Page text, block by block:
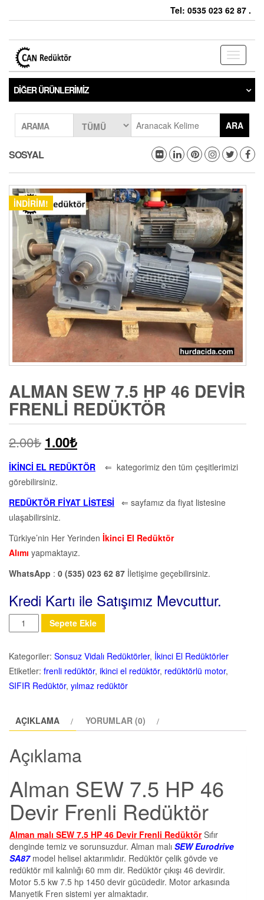
Tel: 0535 023 62 87 .
Toggle
DIĞER ÜRÜNLERIMIZ
ARAMA ARA
SOSYAL
İNDIRIM!
ALMAN SEW 7.5 HP 46 DEVIR
FRENLI REDÜKTÖR
2.00₺ 1.00₺
İKİNCİ EL REDÜKTÖR ⇐ kategorimiz den tüm çeşitlerimizi
görebilirsiniz.
REDÜKTÖR FİYAT LİSTESİ ⇐ sayfamız da fiyat listesine
ulaşabilirsiniz.
Türkiye’nin Her Yerinden İkinci El Redüktör
Alımı yapmaktayız.
WhatsApp : 0 (535) 023 62 87 İletişime geçebilirsiniz.
Kredi Kartı ile Satışımız Mevcuttur.
Miktar Sepete Ekle
Kategoriler: Sonsuz Vidalı Redüktörler, İkinci El Redüktörler
Etiketler: frenli redüktör, ikinci el redüktör, redüktörlü motor,
SIFIR Redüktör, yılmaz redüktör
AÇIKLAMA YORUMLAR (0)
Açıklama
Alman SEW 7.5 HP 46
Devir Frenli Redüktör
Alman malı SEW 7.5 HP 46 Devir Frenli RedüktörSıfır
denginde temiz ve sorunsuzdur. Alman malı SEW Eurodrive
SA87model helisel aktarımlıdır. Redüktör çelik gövde ve
redüktör mil kalınlığı 60 mm dir. Redüktör çıkışı 46 devirdir.
Motor 5.5 kw 7.5 hp 1450 devir gücüdedir. Motor arkasında
Manyetik Fren sistemi yer almaktadır.